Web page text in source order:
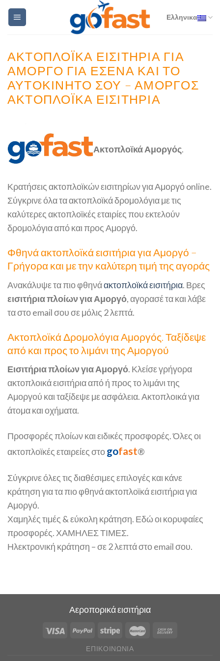
Skip
Ελληνικα
ΑΚΤΟΠΛΟΪΚΆ ΕΙΣΙΤΉΡΙΑ ΓΙΑ
ΑΜΟΡΓΌ ΓΙΑ ΕΣΈΝΑ ΚΑΙ ΤΟ
ΑΥΤΟΚΊΝΗΤΌ ΣΟΥ – ΑΜΟΡΓΌΣ
ΑΚΤΟΠΛΟΪΚΆ ΕΙΣΙΤΉΡΙΑ
Ακτοπλοϊκά Αμοργός.
Κρατήσεις ακτοπλοϊκών εισιτηρίων για Αμοργό online.
Σύγκρινε όλα τα ακτοπλοϊκά δρομολόγια με τις
καλύτερες ακτοπλοϊκές εταιρίες που εκτελούν
δρομολόγια από και προς Αμοργό.
Φθηνά ακτοπλοϊκά εισιτήρια για Αμοργό –
Γρήγορα και με την καλύτερη τιμή της αγοράς
Ανακάλυψε τα πιο φθηνάακτοπλοϊκά εισιτήρια. Βρες
εισιτήρια πλοίων για Αμοργό, αγορασέ τα και λάβε
τα στο email σου σε μόλις 2 λεπτά.
Ακτοπλοϊκά Δρομολόγια Αμοργός. Ταξίδεψε
από και προς το λιμάνι της Αμοργού
Εισιτήρια πλοίων για Αμοργό. Κλείσε γρήγορα
ακτοπλοικά εισιτήρια από ή προς το λιμάνι της
Αμοργού και ταξίδεψε με ασφάλεια. Ακτοπλοικά για
άτομα και οχήματα.
Προσφορές πλοίων και ειδικές προσφορές. Όλες οι
ακτοπλοϊκές εταιρείες στοgofast®
Σύγκρινε όλες τις διαθέσιμες επιλογές και κάνε
κράτηση για τα πιο φθηνά ακτοπλοϊκά εισιτήρια για
Αμοργό.
Χαμηλές τιμές & εύκολη κράτηση. Εδώ οι κορυφαίες
προσφορές. ΧΑΜΗΛΕΣ ΤΙΜΕΣ.
Ηλεκτρονική κράτηση – σε 2 λεπτά στο email σου.
Αεροπορικά εισιτήρια
ΕΠΙΚΟΙΝΩΝΊΑ